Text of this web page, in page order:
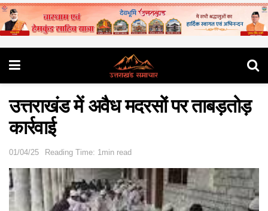
उत्तराखंड में अवैध मदरसों पर ताबड़तोड़
कार्रवाई
01/04/25 Reading Time: 1min read